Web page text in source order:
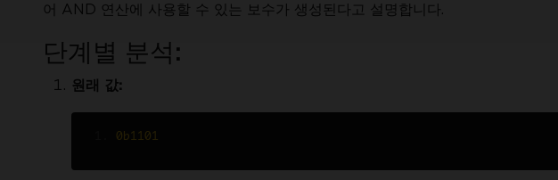
어 AND 연산에 사용할 수 있는 보수가 생성된다고 설명합니다.
단계별 분석:
원래 값:
0b1101